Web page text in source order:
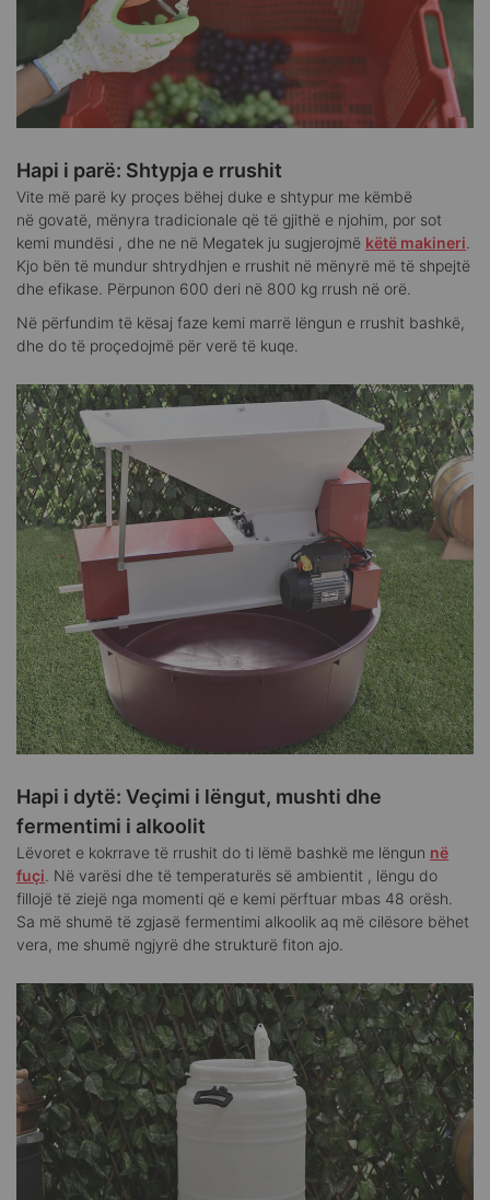
Hapi i parë: Shtypja e rrushit
Vite më parë ky proçes bëhej duke e shtypur me këmbë
në govatë, mënyra tradicionale që të gjithë e njohim, por sot
kemi mundësi , dhe ne në Megatek ju sugjerojmë këtë makineri
Kjo bën të mundur shtrydhjen e rrushit në mënyrë më të shpejtë
dhe efikase. Përpunon 600 deri në 800 kg rrush në orë.
Në përfundim të kësaj faze kemi marrë lëngun e rrushit bashkë,
dhe do të proçedojmë për verë të kuqe.
Hapi i dytë: Veçimi i lëngut, mushti dhe
fermentimi i alkoolit
Lëvoret e kokrrave të rrushit do ti lëmë bashkë me lëngun në
fuçi . Në varësi dhe të temperaturës së ambientit , lëngu do
fillojë të ziejë nga momenti që e kemi përftuar mbas 48 orësh.
Sa më shumë të zgjasë fermentimi alkoolik aq më cilësore bëhet
vera, me shumë ngjyrë dhe strukturë fiton ajo.